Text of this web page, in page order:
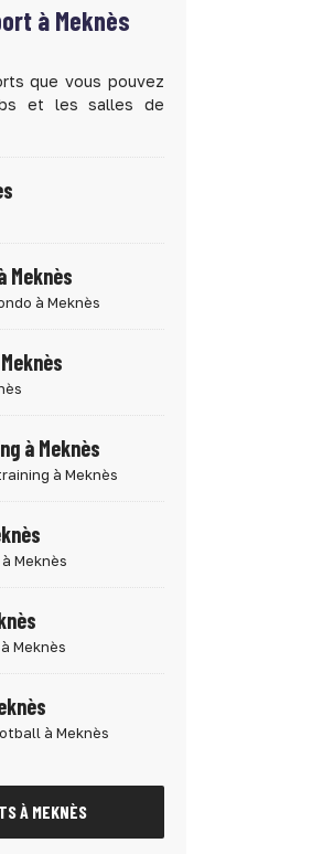
à Meknès
que vous pouvez
et les salles de
Meknès
à Meknès
à Meknès
à Meknès
Meknès
Meknès
à Meknès
À MEKNÈS